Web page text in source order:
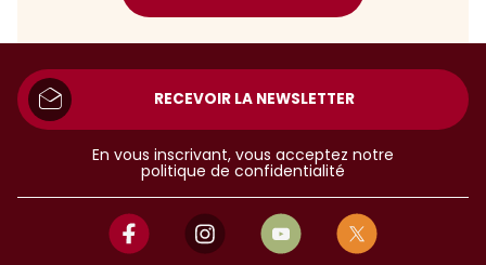
RECEVOIR LA NEWSLETTER
En vous inscrivant, vous acceptez notre
politique de confidentialité